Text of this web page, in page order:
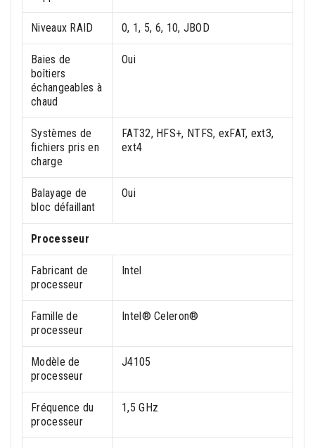
Niveaux RAID 0, 1, 5, 6, 10, JBOD
Baies de
boîtiers
échangeables à
chaud
Oui
Systèmes de
fichiers pris en
charge
FAT32, HFS+, NTFS, exFAT, ext3,
ext4
Balayage de
bloc défaillant
Oui
Processeur
Fabricant de
processeur
Intel
Famille de
processeur
Intel® Celeron®
Modèle de
processeur
J4105
Fréquence du
processeur
1,5 GHz